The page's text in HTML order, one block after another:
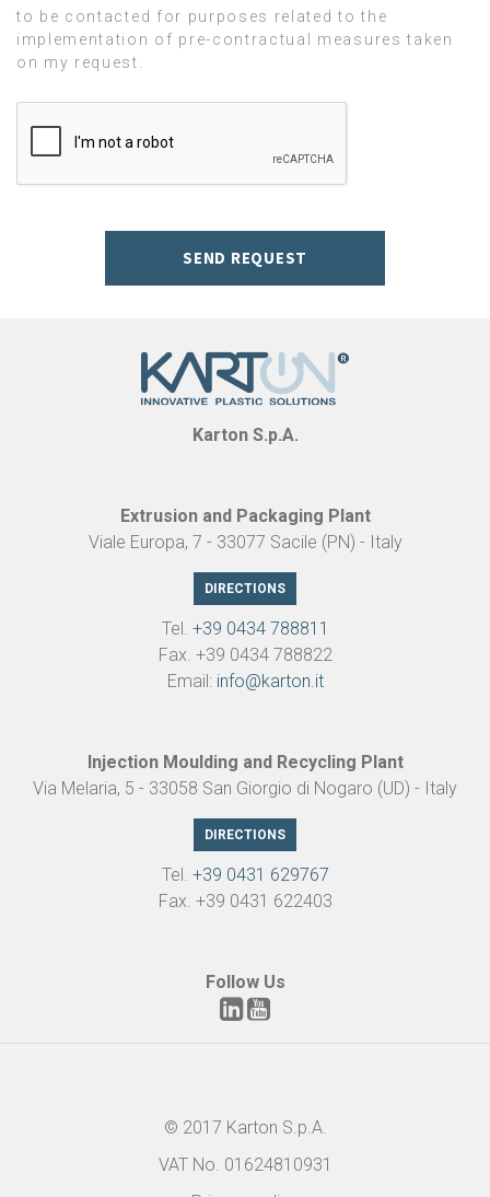
to be contacted for purposes related to the
implementation of pre-contractual measures taken
on my request.
SEND REQUEST
Karton S.p.A.
Extrusion and Packaging Plant
Viale Europa, 7 - 33077 Sacile (PN) - Italy
DIRECTIONS
Tel. +39 0434 788811
Fax. +39 0434 788822
Email: info@karton.it
Injection Moulding and Recycling Plant
Via Melaria, 5 - 33058 San Giorgio di Nogaro (UD) - Italy
DIRECTIONS
Tel. +39 0431 629767
Fax. +39 0431 622403
Follow Us
© 2017 Karton S.p.A.
VAT No. 01624810931